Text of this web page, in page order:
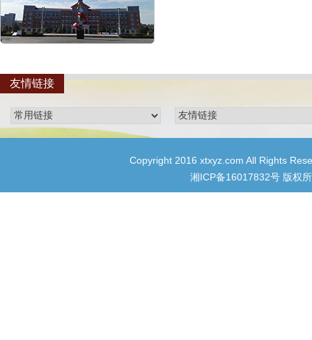
友情链接
Copyright 2016 xtxyz.com All Rights
湘ICP备16017832号 版权